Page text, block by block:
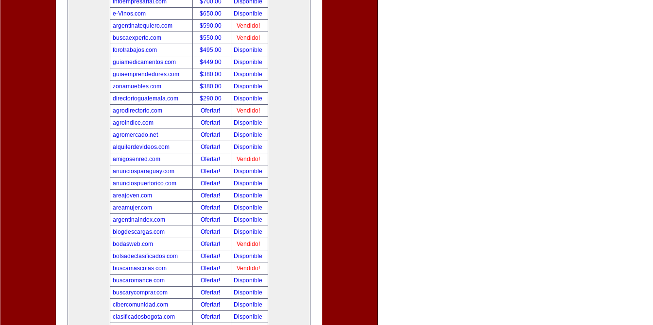
infoempresarial.com
$700.00
Disponible
e-Vinos.com
$650.00
Disponible
argentinatequiero.com
$590.00
Vendido!
buscaexperto.com
$550.00
Vendido!
forotrabajos.com
$495.00
Disponible
guiamedicamentos.com
$449.00
Disponible
guiaemprendedores.com
$380.00
Disponible
zonamuebles.com
$380.00
Disponible
directorioguatemala.com
$290.00
Disponible
agrodirectorio.com
Ofertar!
Vendido!
agroindice.com
Ofertar!
Disponible
agromercado.net
Ofertar!
Disponible
alquilerdevideos.com
Ofertar!
Disponible
amigosenred.com
Ofertar!
Vendido!
anunciosparaguay.com
Ofertar!
Disponible
anunciospuertorico.com
Ofertar!
Disponible
areajoven.com
Ofertar!
Disponible
areamujer.com
Ofertar!
Disponible
argentinaindex.com
Ofertar!
Disponible
blogdescargas.com
Ofertar!
Disponible
bodasweb.com
Ofertar!
Vendido!
bolsadeclasificados.com
Ofertar!
Disponible
buscamascotas.com
Ofertar!
Vendido!
buscaromance.com
Ofertar!
Disponible
buscarycomprar.com
Ofertar!
Disponible
cibercomunidad.com
Ofertar!
Disponible
clasificadosbogota.com
Ofertar!
Disponible